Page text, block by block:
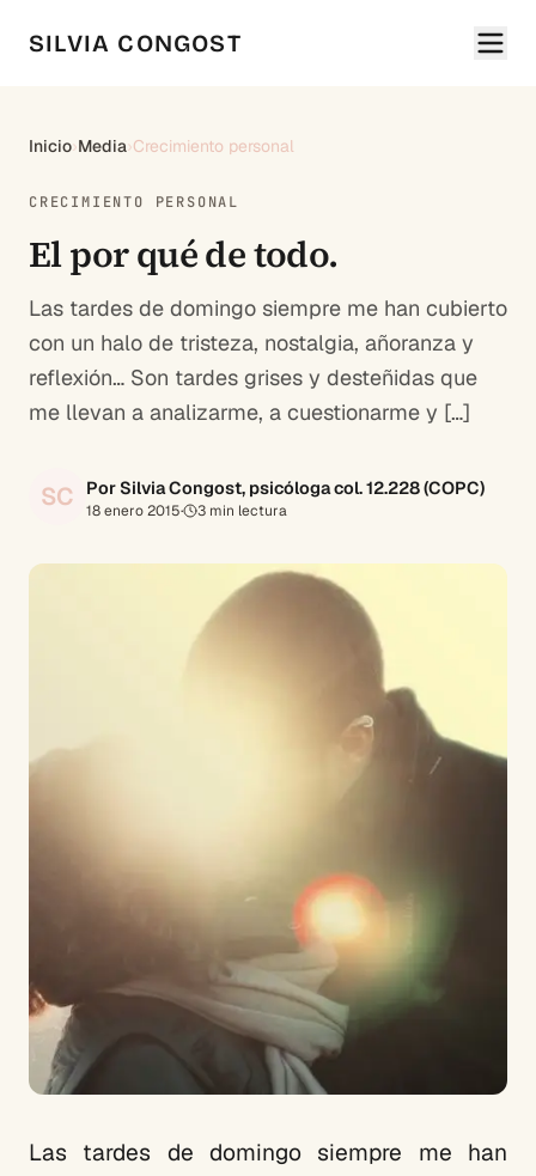
SILVIA CONGOST
Inicio›Media›Crecimiento personal
CRECIMIENTO PERSONAL
El por qué de todo.
Las tardes de domingo siempre me han cubierto
con un halo de tristeza, nostalgia, añoranza y
reflexión… Son tardes grises y desteñidas que
me llevan a analizarme, a cuestionarme y […]
SC Por Silvia Congost, psicóloga col. 12.228 (COPC)
18 enero 2015· 3 min lectura
Las tardes de domingo siempre me han